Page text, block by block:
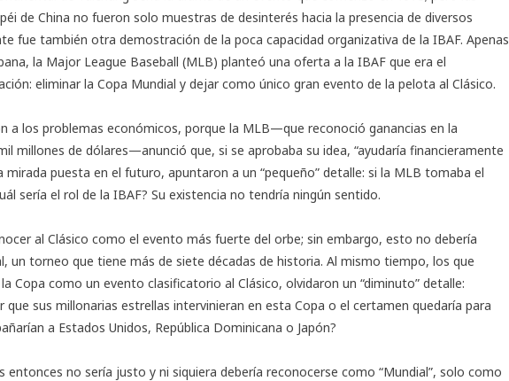
de China no fueron solo muestras de desinterés hacia la presencia de diversos
fue también otra demostración de la poca capacidad organizativa de la IBAF. Apenas
la Major League Baseball (MLB) planteó una oferta a la IBAF que era el
eliminar la Copa Mundial y dejar como único gran evento de la pelota al Clásico.
a los problemas económicos, porque la MLB—que reconoció ganancias en la
millones de dólares—anunció que, si se aprobaba su idea, “ayudaría financieramente
puesta en el futuro, apuntaron a un “pequeño” detalle: si la MLB tomaba el
sería el rol de la IBAF? Su existencia no tendría ningún sentido.
al Clásico como el evento más fuerte del orbe; sin embargo, esto no debería
un torneo que tiene más de siete décadas de historia. Al mismo tiempo, los que
Copa como un evento clasificatorio al Clásico, olvidaron un “diminuto” detalle:
sus millonarias estrellas intervinieran en esta Copa o el certamen quedaría para
a Estados Unidos, República Dominicana o Japón?
entonces no sería justo y ni siquiera debería reconocerse como “Mundial”, solo como